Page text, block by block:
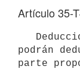
Artículo 35-
podrán
parte